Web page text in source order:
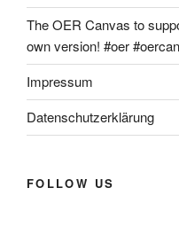
The OER Canvas to
own version! #oer
Impressum
Datenschutzerklärung
FOLLOW US